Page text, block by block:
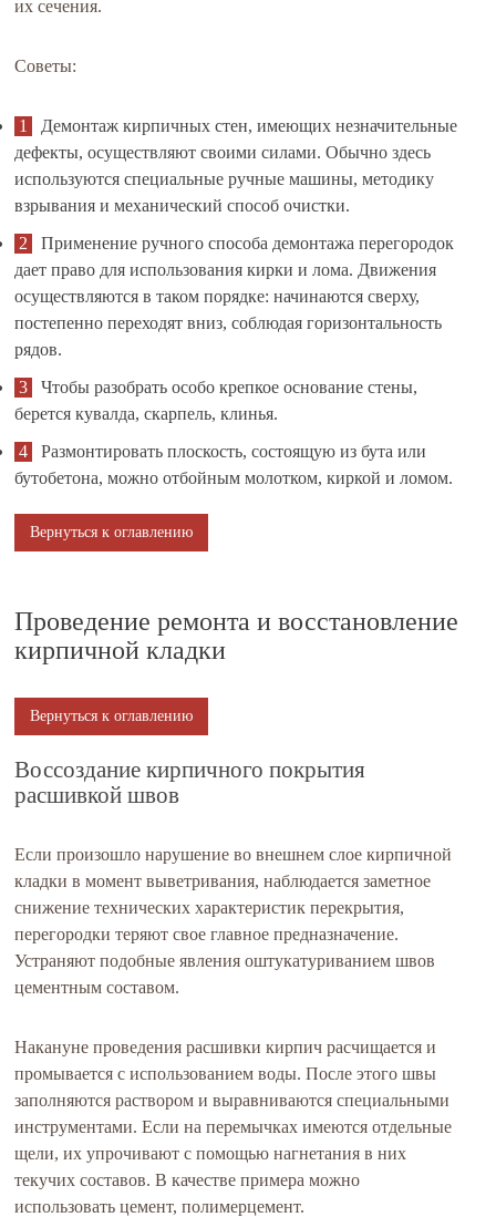
их сечения.
Советы:
Демонтаж кирпичных стен, имеющих незначительные
дефекты, осуществляют своими силами. Обычно здесь
используются специальные ручные машины, методику
взрывания и механический способ очистки.
Применение ручного способа демонтажа перегородок
дает право для использования кирки и лома. Движения
осуществляются в таком порядке: начинаются сверху,
постепенно переходят вниз, соблюдая горизонтальность
рядов.
Чтобы разобрать особо крепкое основание стены,
берется кувалда, скарпель, клинья.
Размонтировать плоскость, состоящую из бута или
бутобетона, можно отбойным молотком, киркой и ломом.
Вернуться к оглавлению
Проведение ремонта и восстановление
кирпичной кладки
Вернуться к оглавлению
Воссоздание кирпичного покрытия
расшивкой швов
Если произошло нарушение во внешнем слое кирпичной
кладки в момент выветривания, наблюдается заметное
снижение технических характеристик перекрытия,
перегородки теряют свое главное предназначение.
Устраняют подобные явления оштукатуриванием швов
цементным составом.
Накануне проведения расшивки кирпич расчищается и
промывается с использованием воды. После этого швы
заполняются раствором и выравниваются специальными
инструментами. Если на перемычках имеются отдельные
щели, их упрочивают с помощью нагнетания в них
текучих составов. В качестве примера можно
использовать цемент, полимерцемент.